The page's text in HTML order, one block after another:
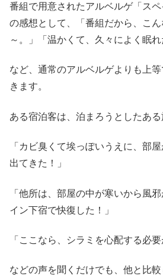
番組で用意されたアルベルゲ「ス
の感想として、「番組だから、こ
～。」「温かくて、久々によく眠れ
など、通常のアルベルゲよりも上
きます。
ある宿泊客は、泊まろうとしたある
「カビ臭くて埃っぽいうえに、部
出てきた！」
「他所は、部屋の中が寒いから風
イン下宿で快復した！」
「ここなら、シラミを心配する必要
などの声を聞くだけでも、他と比